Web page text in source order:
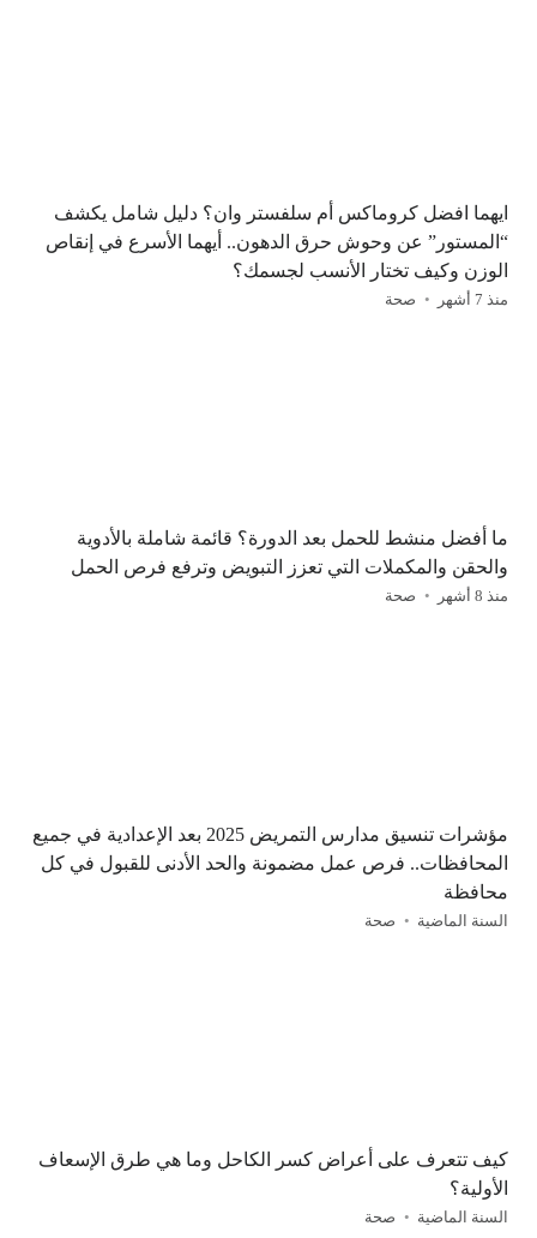
ايهما افضل كروماكس أم سلفستر وان؟ دليل شامل يكشف
“المستور” عن وحوش حرق الدهون.. أيهما الأسرع في إنقاص
الوزن وكيف تختار الأنسب لجسمك؟
منذ 7 أشهر صحة
ما أفضل منشط للحمل بعد الدورة؟ قائمة شاملة بالأدوية
والحقن والمكملات التي تعزز التبويض وترفع فرص الحمل
منذ 8 أشهر صحة
مؤشرات تنسيق مدارس التمريض 2025 بعد الإعدادية في جميع
المحافظات.. فرص عمل مضمونة والحد الأدنى للقبول في كل
محافظة
السنة الماضية صحة
كيف تتعرف على أعراض كسر الكاحل وما هي طرق الإسعاف
الأولية؟
السنة الماضية صحة